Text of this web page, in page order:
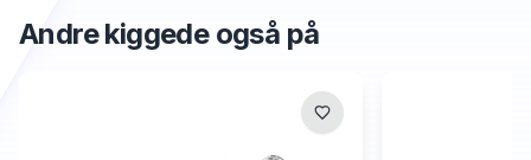
Andre kiggede også på